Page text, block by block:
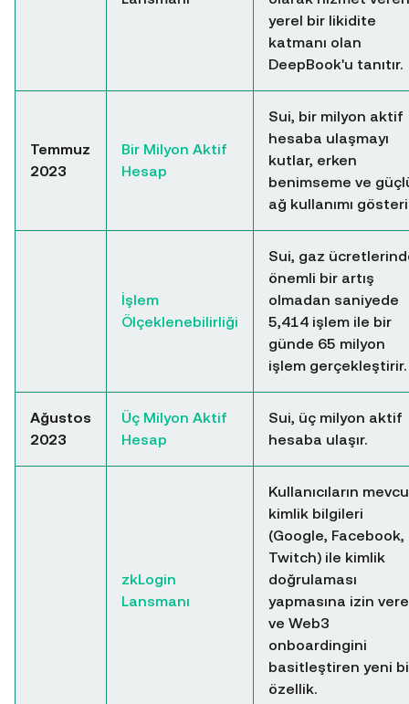
yerel bir likidite
katmanı olan
DeepBook'u tanıtır.
Temmuz
2023
Bir Milyon Aktif
Hesap
Sui, bir milyon aktif
hesaba ulaşmayı
kutlar, erken
benimseme ve
ağ kullanımı
İşlem
Ölçeklenebilirliği
Sui, gaz
önemli bir artış
olmadan saniyede
5,414 işlem ile bir
günde 65 milyon
işlem gerçekleştirir.
Ağustos
2023
Üç Milyon Aktif
Hesap
Sui, üç milyon aktif
hesaba ulaşır.
zkLogin
Lansmanı
Kullanıcıların
kimlik bilgileri
(Google, Facebook,
Twitch) ile kimlik
doğrulaması
yapmasına izin
ve Web3
onboardingini
basitleştiren yeni
özellik.